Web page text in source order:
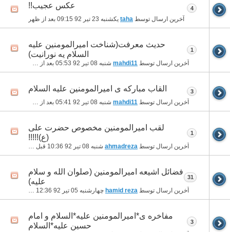
عکس عجیب!!
آخرین ارسال توسط taha یکشنبه 23 تیر 92 09:15 بعد از ظهر
4
حدیث معرفت(شناخت امیرالمومنین علیه
السلام یه نورانیت)
آخرین ارسال توسط mahdi11 شنبه 08 تیر 92 05:53 بعد از ظهر
1
القاب مبارکه ی امیرالمومنین علیه السلام
آخرین ارسال توسط mahdi11 شنبه 08 تیر 92 05:41 بعد از ظهر
3
لقب امیرالمومنین مخصوص حضرت علی
(ع)!!!!!
آخرین ارسال توسط ahmadreza شنبه 08 تیر 92 10:36 قبل از ظهر
1
فضائل اشیعه امیرالمومنین (صلوان الله و سلام
علیه)
آخرین ارسال توسط hamid reza چهارشنبه 05 تیر 92 12:36 قبل از ظهر
31
مفاخره ی*امیرالمومنین علیه*السلام و امام
حسین علیه*السلام
3